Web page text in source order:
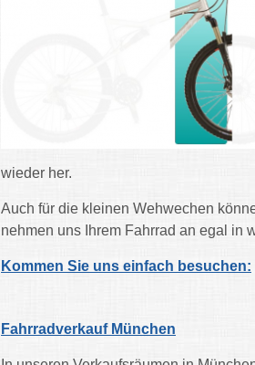
wieder her.
Auch für die kleinen Wehwechen
nehmen uns Ihrem Fahrrad an egal in
Kommen Sie uns einfach besuchen:
Fahrradverkauf München